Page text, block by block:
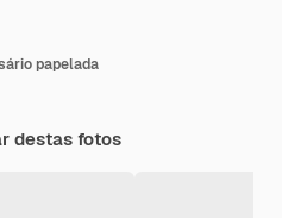
papelada
destas fotos